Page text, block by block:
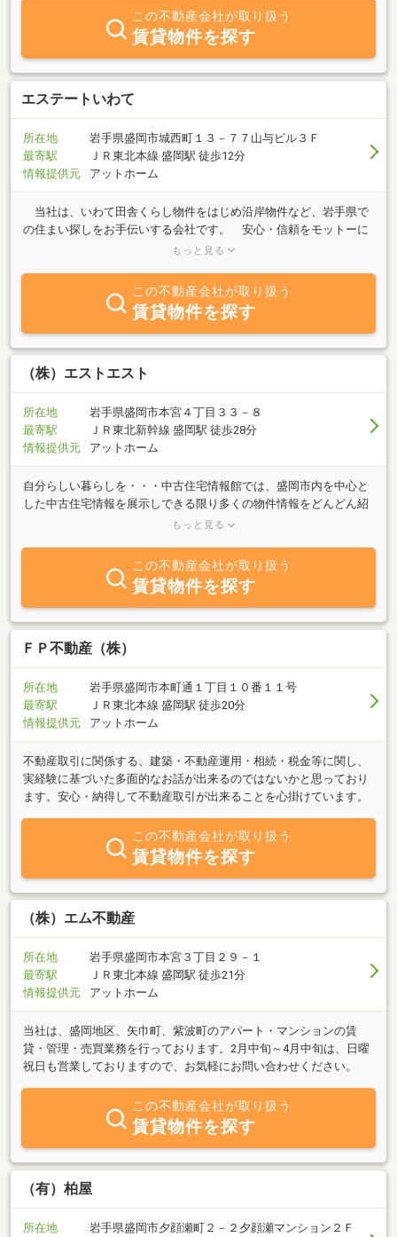
住まいを～企業理念とした思いが込められており、お住まいについ
てご相談事など御座いましたら、何なりとお申し付けください。良
い明日が迎えられるお住まいを、私たちと一緒につくりましょう。
この不動産会社が取り扱う
賃貸物件を探す
エステートいわて
所在地
岩手県盛岡市城西町１３－７７山与ビル３Ｆ
最寄駅
ＪＲ東北本線 盛岡駅 徒歩12分
情報提供元
アットホーム
当社は、いわて田舎くらし物件をはじめ沿岸物件など、岩手県で
の住まい探しをお手伝いする会社です。 安心・信頼をモットーに
日々業務に取り組んでおります。 当社事務所より、岩手山が望め
い。美しい南部富士を見ながらお客様のご希望に応じた物件のご紹
介に全力を尽くします。お問合せ、ご来店をお待ちしております。
もっと見る
この不動産会社が取り扱う
賃貸物件を探す
（株）エストエスト
所在地
岩手県盛岡市本宮４丁目３３－８
最寄駅
ＪＲ東北新幹線 盛岡駅 徒歩28分
情報提供元
アットホーム
自分らしい暮らしを・・・中古住宅情報館では、盛岡市内を中心と
した中古住宅情報を展示しできる限り多くの物件情報をどんどん紹
介！！新築住宅では予算が合わない立地でも中古住宅なら“家賃並
くお届けし、住みたい場所に思い通りの空間を予算内でご提案しま
す。買いたい人はもちろん、売りたい人もぜひご来場下さい。お待
もっと見る
この不動産会社が取り扱う
賃貸物件を探す
ＦＰ不動産（株）
所在地
岩手県盛岡市本町通１丁目１０番１１号
最寄駅
ＪＲ東北本線 盛岡駅 徒歩20分
情報提供元
アットホーム
不動産取引に関係する、建築・不動産運用・相続・税金等に関し、
実経験に基づいた多面的なお話が出来るのではないかと思っており
ます。安心・納得して不動産取引が出来ることを心掛けています。
この不動産会社が取り扱う
賃貸物件を探す
（株）エム不動産
所在地
岩手県盛岡市本宮３丁目２９－１
最寄駅
ＪＲ東北本線 盛岡駅 徒歩21分
情報提供元
アットホーム
当社は、盛岡地区、矢巾町、紫波町のアパート・マンションの賃
貸・管理・売買業務を行っております。2月中旬～4月中旬は、日曜
祝日も営業しておりますので、お気軽にお問い合わせください。
この不動産会社が取り扱う
賃貸物件を探す
（有）柏屋
所在地
岩手県盛岡市夕顔瀬町２－２夕顔瀬マンション２Ｆ